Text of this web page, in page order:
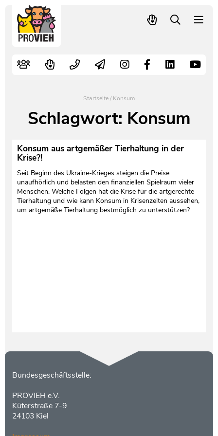
Schnellwahl
Startseite/Konsum
Schlagwort: Konsum
Konsum aus artgemäßer Tierhaltung in der
Krise?!
Seit Beginn des Ukraine-Krieges steigen die Preise
unaufhörlich und belasten den finanziellen Spielraum vieler
Menschen. Welche Folgen hat die Krise für die artgerechte
Tierhaltung und wie kann Konsum in Krisenzeiten aussehen,
um artgemäße Tierhaltung bestmöglich zu unterstützen?
Kontakt
Bundesgeschäftsstelle:
PROVIEH e.V.
Küterstraße 7-9
24103 Kiel
Nutztiere
Alte Nutztierrassen
Video- und Audiothek
Kampagnen
Fachliche Arbeit
Verbraucherinfos
Mitglied werden – langfristig helfen
Spenden
Freiwille Beitragserhöhung
Aktiv werden
Shop
Geldauflagen
Kontakt
Leitbild
Satzung
Jahresberichte
Vereinsgründung
Pressekontakt
Newsletter
Pressespiegel
Pressematerial
PROVIEH in Zahlen